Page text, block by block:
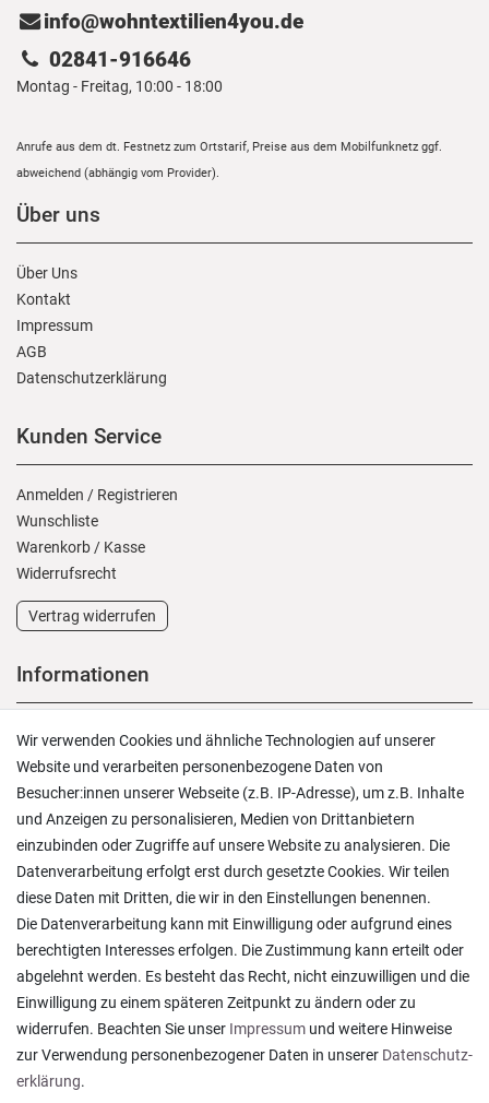
info@wohntextilien4you.de
02841-916646
Montag - Freitag, 10:00 - 18:00
Anrufe aus dem dt. Festnetz zum Ortstarif, Preise aus dem Mobilfunknetz ggf.
abweichend (abhängig vom Provider).
Über uns
Über Uns
Kontakt
Impressum
AGB
Daten­schutz­erklärung
Kunden Service
Anmelden / Registrieren
Wunschliste
Warenkorb / Kasse
Widerrufs­recht
Vertrag widerrufen
Informationen
Versand und Zahlung
Rücksendungen
Lieferung in die Schweiz
Pflegesymbole
Lagerverkauf
Ratgeber & News
Ein einfach toller Service - prompte Lieferung und
sogar mit Pflegehinweis!
Datum der Veröffentlichung: 05.08.2026
Datum der Kauferfahrung: 29.07.2026
Wir verwenden Cookies und ähnliche Technologien auf unserer
Website und verarbeiten personenbezogene Daten von
Besucher:innen unserer Webseite (z.B. IP-Adresse), um z.B. Inhalte
und Anzeigen zu personalisieren, Medien von Drittanbietern
einzubinden oder Zugriffe auf unsere Website zu analysieren. Die
Datenverarbeitung erfolgt erst durch gesetzte Cookies. Wir teilen
diese Daten mit Dritten, die wir in den Einstellungen benennen.
Die Datenverarbeitung kann mit Einwilligung oder aufgrund eines
berechtigten Interesses erfolgen. Die Zustimmung kann erteilt oder
abgelehnt werden. Es besteht das Recht, nicht einzuwilligen und die
Einwilligung zu einem späteren Zeitpunkt zu ändern oder zu
widerrufen. Beachten Sie unser Impressum und weitere Hinweise
zur Verwendung personenbezogener Daten in unserer Daten­schutz­
erklärung.